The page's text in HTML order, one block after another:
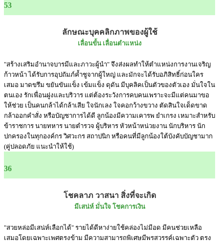
53
ลักษณะบุคคลิกภาพของผู้ใช้
เลื่อนขั้น เลื่อนตำแหน่ง
"สร้างเสริมอำนาจบารมีและภาวะผู้นำ" จึงส่งผลทำให้ตำแหน่งการงานเจริญ
ก้าวหน้า ได้รับการอุปถัมภ์ค้ำชูจากผู้ใหญ่ และมักจะได้รับอภิสิทธิ์ก่อนใคร
เสมอ มาดขรึม ขยันขันแข็ง เข้มแข็ง ดุดัน มีบุคลิคเป็นตัวของตัวเอง มั่นใจใน
ตนเอง รักเพื่อนฝูงและบริวาร แต่ต้องระวังการคบคนเพราะจะมีแต่คนมาขอ
ให้ช่วย เป็นคนกล้าได้กล้าเสีย ใจนักเลง ใจคอกว้างขวาง ตัดสินใจเด็ดขาด
กล้าออกคำสั่ง หรือบัญชาการได้ดี ลูกน้องมีความเคารพ ยำเกรง เหมาะสำหรับ
ข้าราชการ นายทหาร นายตำรวจ ผู้บริหาร หัวหน้าหน่วยงาน นักบริหาร นัก
ปกครองในทุกองค์กร วิศวะกร สถาปนิก หรือคนที่มีลูกน้องใต้บังคับบัญชามาก
(คู่ปลอดภัย แนะนำให้ใช้)
36
โชคลาภ วาสนา สิ่งที่จะเกิด
มีเสน่ห์ มั่นใจ โชคการเงิน
"สวยหล่อมีเสน่ห์เลือกได้" รายได้ดีหาง่ายใช้คล่องไม่มีอด มีคนช่วยเหลือ
เสมอโดยเฉพาะเพศตรงข้าม มีความสามารถพิเศษมีพรสวรรค์เฉพาะตัว ตรง